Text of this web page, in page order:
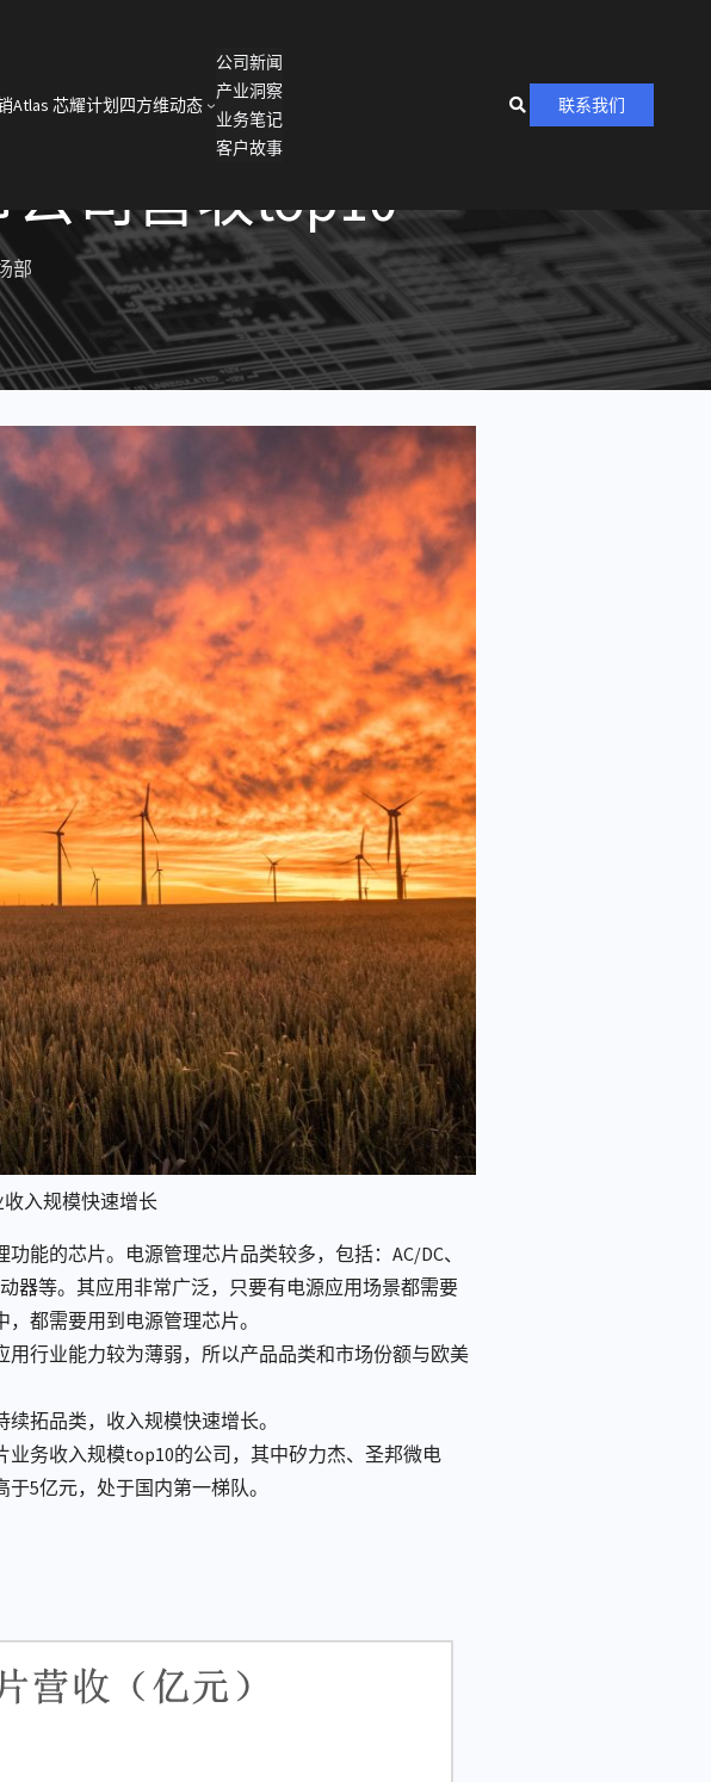
Atlas 芯耀计划四方维动态
公司新闻
产业洞察
业务笔记
客户故事
联系我们
司营收top10
部
入规模快速增长
能的芯片。电源管理芯片品类较多，包括：AC/DC、
器等。其应用非常广泛，只要有电源应用场景都需要
都需要用到电源管理芯片。
行业能力较为薄弱，所以产品品类和市场份额与欧美
拓品类，收入规模快速增长。
务收入规模top10的公司，其中矽力杰、圣邦微电
5亿元，处于国内第一梯队。